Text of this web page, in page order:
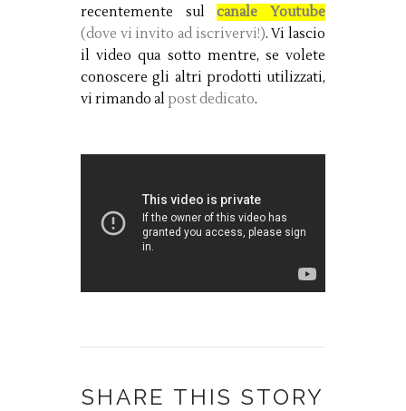
recentemente sulcanale Youtube
(dove vi invito ad iscrivervi!). Vi lascio
il video qua sotto mentre, se volete
conoscere gli altri prodotti utilizzati,
vi rimando al post dedicato.
SHARE THIS STORY